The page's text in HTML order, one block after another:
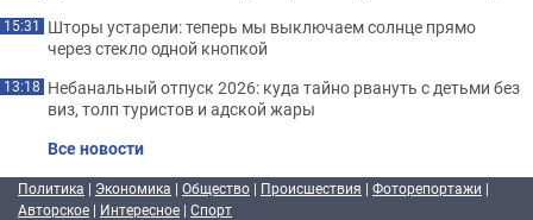
15:31 Шторы устарели: теперь мы выключаем солнце прямо
через стекло одной кнопкой
13:18 Небанальный отпуск 2026: куда тайно рвануть с детьми без
виз, толп туристов и адской жары
Все новости
Политика | Экономика | Общество | Происшествия | Фоторепортажи |
Авторское | Интересное | Спорт